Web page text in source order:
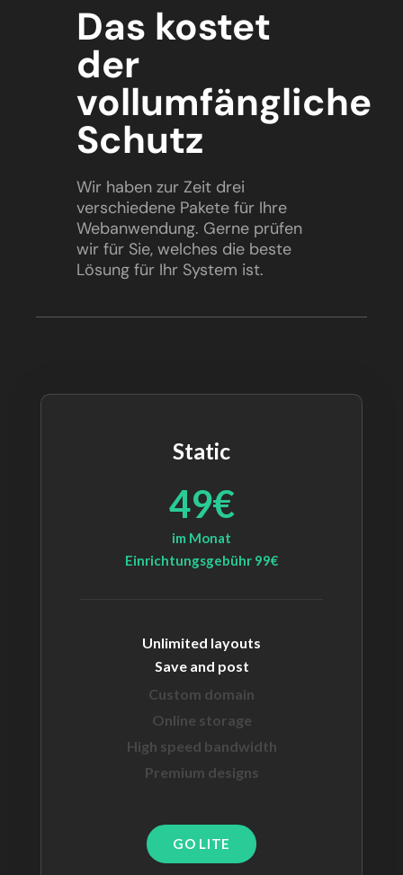
Das kostet
der
vollumfängliche
Schutz
Wir haben zur Zeit drei
verschiedene Pakete für Ihre
Webanwendung. Gerne prüfen
wir für Sie, welches die beste
Lösung für Ihr System ist.
Static
49€
im Monat
Einrichtungsgebühr 99€
Unlimited layouts
Save and post
Custom domain
Online storage
High speed bandwidth
Premium designs
GO LITE